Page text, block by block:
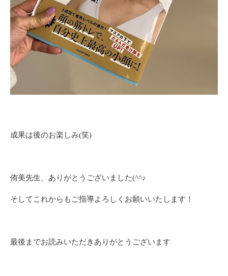
成果は後のお楽しみ(笑)
侑美先生、ありがとうございました(^^♪
そしてこれからもご指導よろしくお願いいたします！
最後までお読みいただきありがとうございます